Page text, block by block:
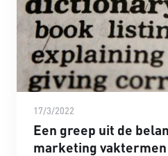
17/3/2022
Een greep uit de
marketing vaktermen